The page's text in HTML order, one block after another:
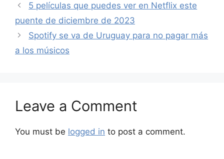
5 películas que puedes ver en Netflix este
puente de diciembre de 2023
Spotify se va de Uruguay para no pagar más
a los músicos
Leave a Comment
You must be logged in to post a comment.